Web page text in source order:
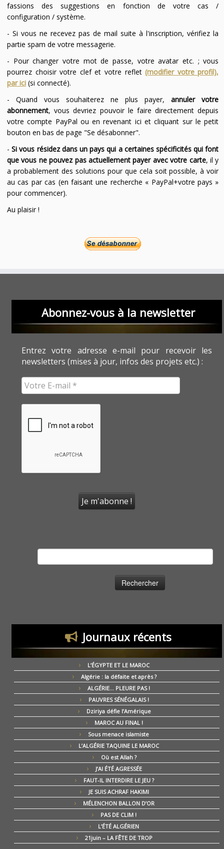
fassions des suggestions en fonction de votre cas /
configuration / système.
- Si vous ne recevez pas de mail suite à l'inscription, vérifiez la
partie spam de votre messagerie.
- Pour changer votre mot de passe, votre avatar etc. ; vous
pourrez choisir votre clef et votre reflet(modifier votre profil),
par ici(si connecté).
- Quand vous souhaiterez ne plus payer,annuler votre
abonnement, vous devriez pouvoir le faire directement depuis
votre compte PayPal ou en revenant ici et cliquant sur le petit
bouton en bas de page "Se désabonner".
-Si vous résidez dans un pays qui a certaines spécificités qui font
que vous ne pouvez pas actuellement payer avec votre carte, il y
a probablement des solutions pour que cela soit possible, à voir
au cas par cas (en faisant une recherche « PayPal+votre pays »
pour commencer).
Au plaisir !
Abonnez-vous à la newsletter
Entrez votre adresse e-mail pour recevoir les
newsletters (mises à jour, infos des projets etc.) :
Journaux récents
L’ÉGYPTE ET LE MAROC
Algérie : la défaite et après ?
ALGÉRIE… PLEURE PAS !
PAUVRES SÉNÉGALAIS !
Dziriya défie l’Amérique
MAROC AU FINAL !
Sous menace islamiste
L’ALGÉRIE TAQUINE LE MAROC
Où est Allah ?
J’AI ÉTÉ AGRESSÉE
FAUT-IL INTERDIRE LE JEU ?
JE SUIS ACHRAF HAKIMI
MÉLENCHON BALLON D’OR
PAS DE CLIM !
L’ÉTÉ ALGÉRIEN
21juin – LA FÊTE DE TROP